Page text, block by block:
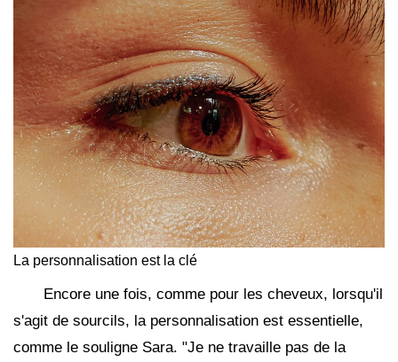
La personnalisation est la clé
Encore une fois, comme pour les cheveux, lorsqu'il
s'agit de sourcils, la personnalisation est essentielle,
comme le souligne Sara. "Je ne travaille pas de la